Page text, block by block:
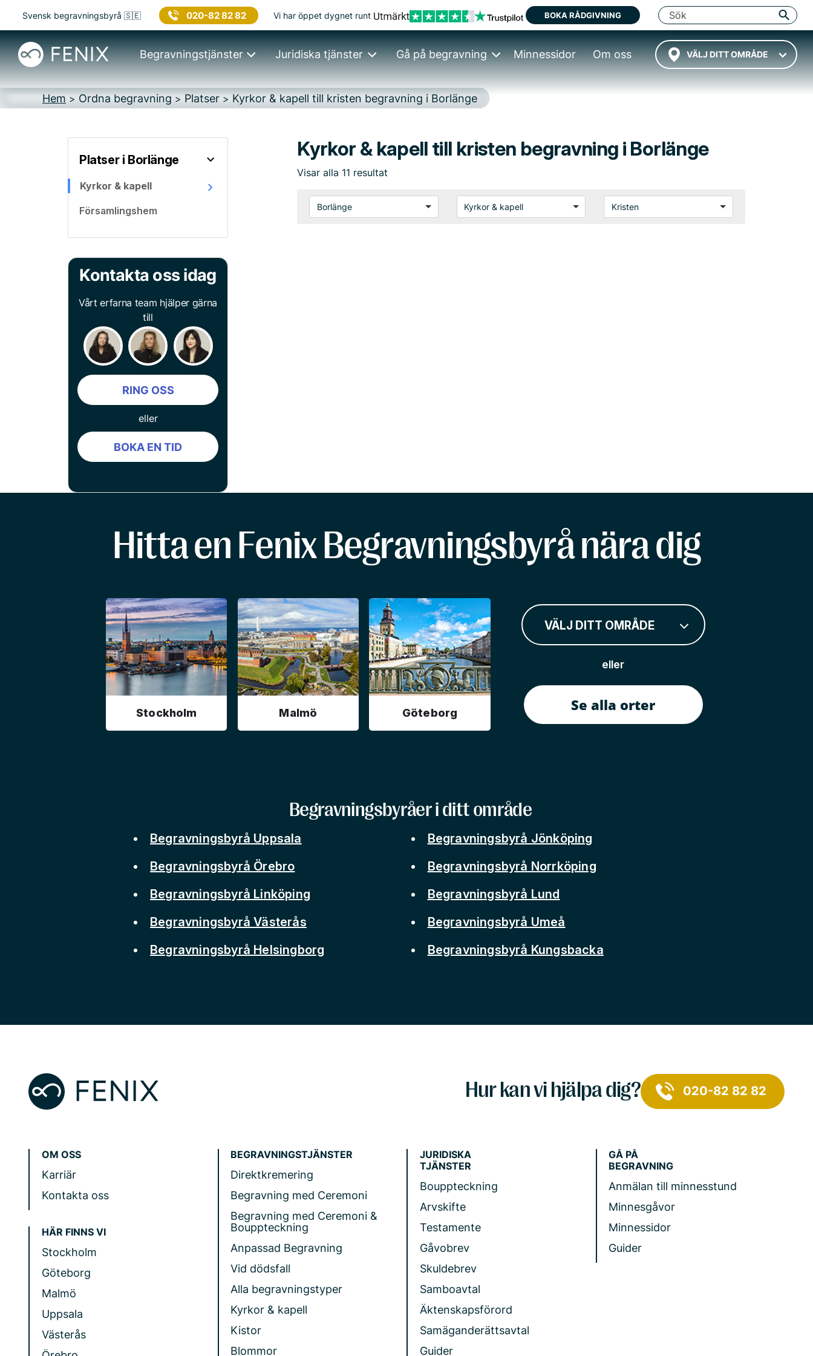
Svensk begravningsbyrå 🇸🇪 020-82 82 82 Vi har öppet dygnet runt BOKA RÅDGIVNING
VÄLJ DITT OMRÅDE
Begravningstjänster Juridiska tjänster Gå på begravning Minnessidor Om oss
Hem > Ordna begravning > Platser > Kyrkor & kapell till kristen begravning i Borlänge
Platser i Borlänge
Kyrkor & kapell
Församlingshem
Kontakta oss idag
Vårt erfarna team hjälper gärna
till
RING OSS
eller
BOKA EN TID
Kyrkor & kapell till kristen begravning i Borlänge
Visar alla 11 resultat
Borlänge Kyrkor & kapell Kristen
Hitta en Fenix Begravningsbyrå nära dig
Stockholm Malmö Göteborg
VÄLJ DITT OMRÅDE
eller
Se alla orter
Begravningsbyråer i ditt område
Begravningsbyrå Uppsala
Begravningsbyrå Örebro
Begravningsbyrå Linköping
Begravningsbyrå Västerås
Begravningsbyrå Helsingborg
Begravningsbyrå Jönköping
Begravningsbyrå Norrköping
Begravningsbyrå Lund
Begravningsbyrå Umeå
Begravningsbyrå Kungsbacka
Hur kan vi hjälpa dig? 020-82 82 82
OM OSS
Karriär
Kontakta oss
HÄR FINNS VI
Stockholm
Göteborg
Malmö
Uppsala
Västerås
BEGRAVNINGSTJÄNSTER
Direktkremering
Begravning med Ceremoni
Begravning med Ceremoni &
Bouppteckning
Anpassad Begravning
Vid dödsfall
Alla begravningstyper
Kyrkor & kapell
Kistor
Blommor
JURIDISKA
TJÄNSTER
Bouppteckning
Arvskifte
Testamente
Gåvobrev
Skuldebrev
Samboavtal
Äktenskapsförord
Samäganderättsavtal
Guider
GÅ PÅ
BEGRAVNING
Anmälan till minnesstund
Minnesgåvor
Minnessidor
Guider